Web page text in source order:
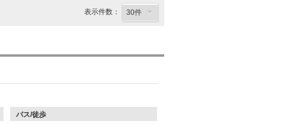
表示件数：
バス/徒歩